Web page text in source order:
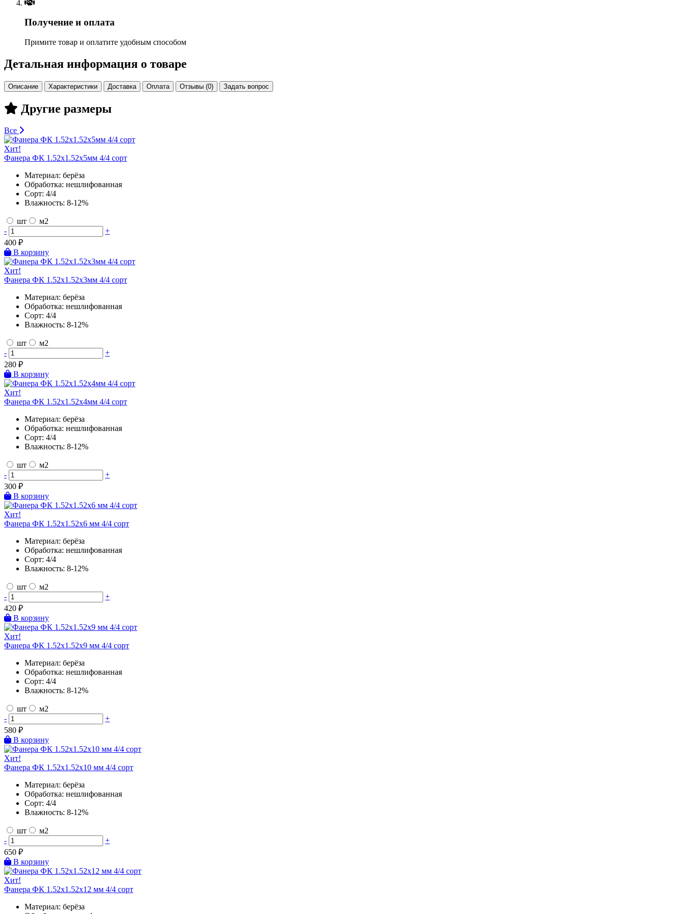
Получение и оплата
Примите товар и оплатите удобным способом
Детальная информация о товаре
Описание Характеристики Доставка Оплата Отзывы (0) Задать вопрос
Другие размеры
Все
Хит!
Фанера ФК 1.52х1.52х5мм 4/4 сорт
Материал: берёза
Обработка: нешлифованная
Сорт: 4/4
Влажность: 8-12%
шт
м2
-
+
400 ₽
В корзину
Хит!
Фанера ФК 1.52х1.52х3мм 4/4 сорт
Материал: берёза
Обработка: нешлифованная
Сорт: 4/4
Влажность: 8-12%
шт
м2
-
+
280 ₽
В корзину
Хит!
Фанера ФК 1.52х1.52х4мм 4/4 сорт
Материал: берёза
Обработка: нешлифованная
Сорт: 4/4
Влажность: 8-12%
шт
м2
-
+
300 ₽
В корзину
Хит!
Фанера ФК 1.52х1.52х6 мм 4/4 сорт
Материал: берёза
Обработка: нешлифованная
Сорт: 4/4
Влажность: 8-12%
шт
м2
-
+
420 ₽
В корзину
Хит!
Фанера ФК 1.52х1.52х9 мм 4/4 сорт
Материал: берёза
Обработка: нешлифованная
Сорт: 4/4
Влажность: 8-12%
шт
м2
-
+
580 ₽
В корзину
Хит!
Фанера ФК 1.52х1.52х10 мм 4/4 сорт
Материал: берёза
Обработка: нешлифованная
Сорт: 4/4
Влажность: 8-12%
шт
м2
-
+
650 ₽
В корзину
Хит!
Фанера ФК 1.52х1.52х12 мм 4/4 сорт
Материал: берёза